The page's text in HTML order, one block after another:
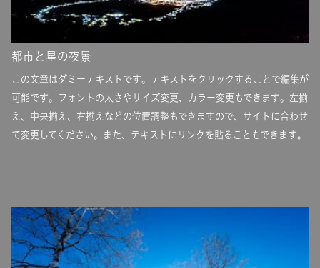
都市と星の夜景
この文章はダミーテキストです。テキストをクリックすることで編集が
可能です。フォントの太さやサイズ変更、カラー変更もできます。左揃
え、中央揃え、右揃えなどの位置調整もできますので、サイトに合わせ
て変更してください。また、テキストにリンクを貼ることもできます。